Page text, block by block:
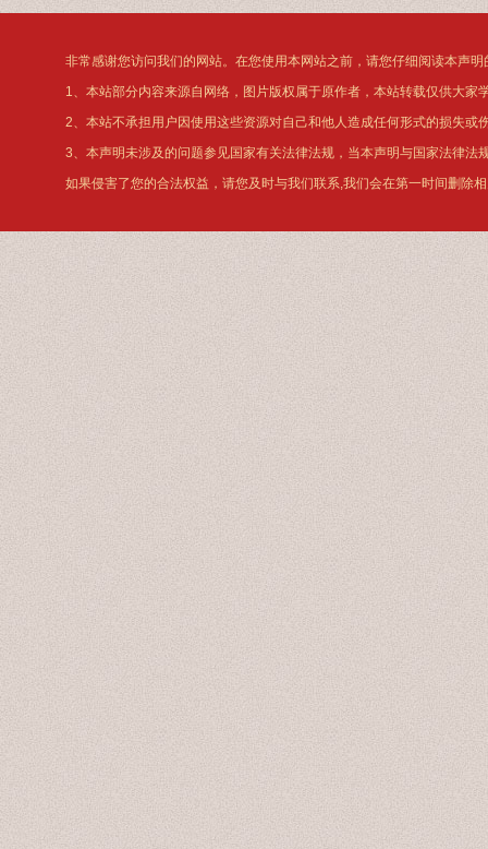
非常感谢您访问我们的网站。在您使用本网站之前，请您仔细阅读本声明
1、本站部分内容来源自网络，图片版权属于原作者，本站转载仅供大家
2、本站不承担用户因使用这些资源对自己和他人造成任何形式的损失或
3、本声明未涉及的问题参见国家有关法律法规，当本声明与国家法律法
如果侵害了您的合法权益，请您及时与我们联系,我们会在第一时间删除